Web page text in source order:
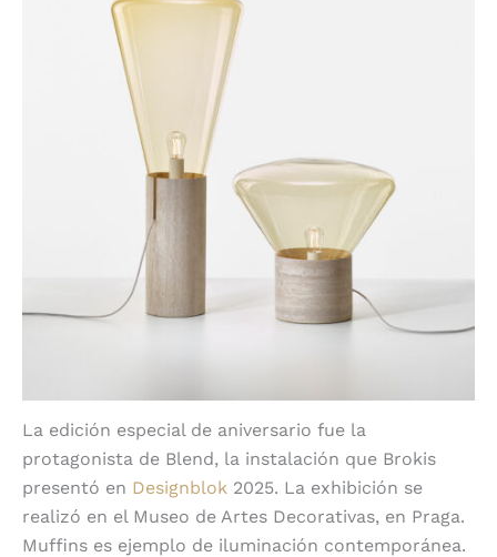
La edición especial de aniversario fue la
protagonista de Blend, la instalación que Brokis
presentó en Designblok 2025. La exhibición se
realizó en el Museo de Artes Decorativas, en Praga.
Muffins es ejemplo de iluminación contemporánea.